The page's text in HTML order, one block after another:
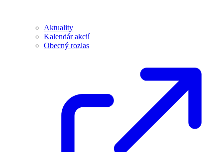
Aktuality
Kalendár akcií
Obecný rozlas